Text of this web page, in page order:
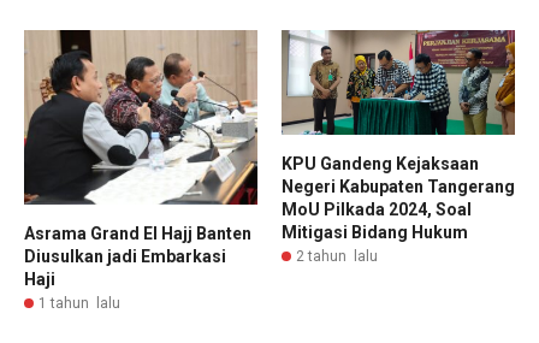
Asrama Grand El Hajj Banten
Diusulkan jadi Embarkasi
Haji
1 tahun lalu
KPU Gandeng Kejaksaan
Negeri Kabupaten Tangerang
MoU Pilkada 2024, Soal
Mitigasi Bidang Hukum
2 tahun lalu